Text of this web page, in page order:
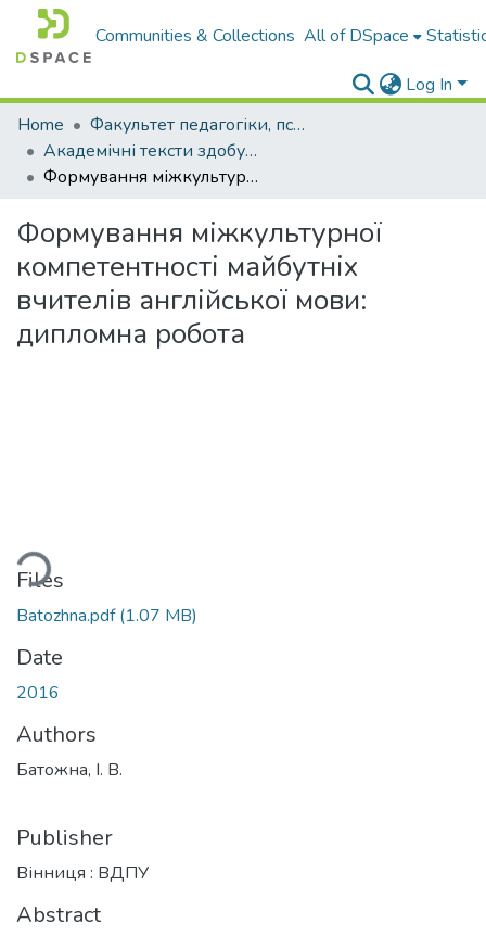
Communities & Collections All of DSpace
Log In
Home
Факультет педагогіки, психології і професійної освіти
Академічні тексти здобувачів вищої освіти
Формування міжкультурної компетентності майбутніх вчителів англійської мови: дипломна робота
Формування міжкультурної
компетентності майбутніх
вчителів англійської мови:
дипломна робота
Files
Batozhna.pdf(1.07 MB)
Date
2016
Authors
Батожна, І. В.
Publisher
Вінниця : ВДПУ
Abstract